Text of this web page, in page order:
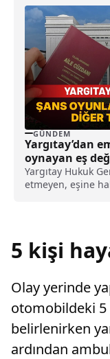
GÜNDEM
Yargıtay’dan
oynayan eş
kusurlu sayıldı
Yargıtay Hukuk
etmeyen, eşine
5 kişi
Olay yerinde
otomobildeki 5
belirlenirken
ardından